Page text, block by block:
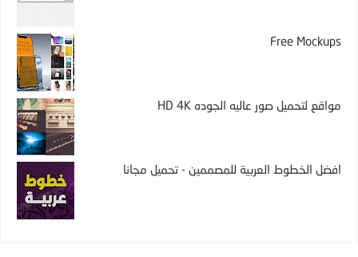
Free Mockups
مواقع لتحميل صور عاليه الجوده HD 4K
افضل الخطوط العربية للمصممين - تحميل مجانا